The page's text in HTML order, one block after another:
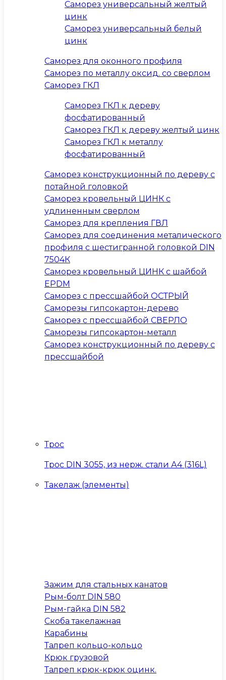
Саморез универсальный желтый
цинк
Саморез универсальный белый
цинк
Саморез для оконного профиля
Саморез по металлу оксид. со сверлом
Саморез ГКЛ
Саморез ГКЛ к дереву
фосфатированный
Саморез ГКЛ к дереву желтый цинк
Саморез ГКЛ к металлу
фосфатированный
Саморез конструкционный по дереву с
потайной головкой
Саморез кровельный ЦИНК с
удлиненным сверлом
Саморез для крепления ГВЛ
Саморез для соединения металического
профиля с шестигранной головкой DIN
7504К
Саморез кровельный ЦИНК с шайбой
EPDM
Саморез с прессшайбой ОСТРЫЙ
Саморезы гипсокартон-дерево
Саморез с прессшайбой СВЕРЛО
Саморезы гипсокартон-металл
Саморез конструкционный по дереву с
прессшайбой
Трос
Трос DIN 3055, из нерж. стали А4 (316L)
Такелаж (элементы)
Зажим для стальных канатов
Рым-болт DIN 580
Рым-гайка DIN 582
Скоба такелажная
Карабины
Талреп кольцо-кольцо
Крюк грузовой
Талреп крюк-крюк оцинк.